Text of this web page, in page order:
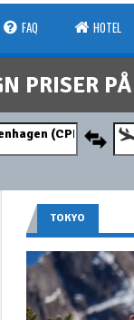
FAQ HOTEL
PRISER
TOKYO